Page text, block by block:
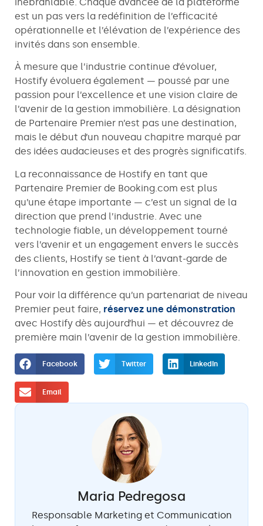
est un pas vers la redéfinition de l’efficacité
opérationnelle et l’élévation de l’expérience des
invités dans son ensemble.
À mesure que l’industrie continue d’évoluer,
Hostify évoluera également — poussé par une
passion pour l’excellence et une vision claire de
l’avenir de la gestion immobilière. La désignation
de Partenaire Premier n’est pas une destination,
mais le début d’un nouveau chapitre marqué par
des idées audacieuses et des progrès significatifs.
La reconnaissance de Hostify en tant que
Partenaire Premier de Booking.com est plus
qu’une étape importante — c’est un signal de la
direction que prend l’industrie. Avec une
technologie fiable, un développement tourné
vers l’avenir et un engagement envers le succès
des clients, Hostify se tient à l’avant-garde de
l’innovation en gestion immobilière.
Pour voir la différence qu’un partenariat de niveau
Premier peut faire, réservez une démonstration
avec Hostify dès aujourd’hui — et découvrez de
première main l’avenir de la gestion immobilière.
Facebook Twitter LinkedIn
Email
Maria Pedregosa
Responsable Marketing et Communication